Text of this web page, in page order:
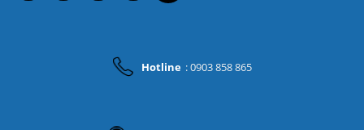
Hotline : 0903 858 865